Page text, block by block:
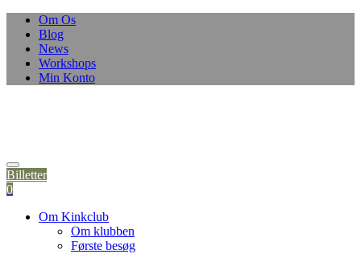
Om Os
Blog
News
Workshops
Min Konto
Billetter
0
Om Kinkclub
Om klubben
Første besøg